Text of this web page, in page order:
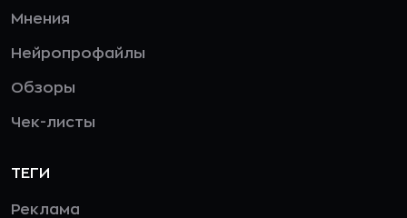
Мнения
Нейропрофайлы
Обзоры
Чек-листы
ТЕГИ
Реклама